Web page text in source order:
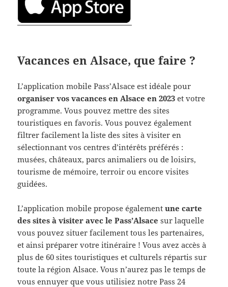
Vacances en Alsace, que faire ?
L’application mobile Pass’Alsace est idéale pour
organiser vos vacances en Alsace en 2023 et votre
programme. Vous pouvez mettre des sites
touristiques en favoris. Vous pouvez également
filtrer facilement la liste des sites à visiter en
sélectionnant vos centres d’intérêts préférés :
musées, châteaux, parcs animaliers ou de loisirs,
tourisme de mémoire, terroir ou encore visites
guidées.
L’application mobile propose égalementune carte
des sites à visiter avec le Pass’Alsacesur laquelle
vous pouvez situer facilement tous les partenaires,
et ainsi préparer votre itinéraire ! Vous avez accès à
plus de 60 sites touristiques et culturels répartis sur
toute la région Alsace. Vous n’aurez pas le temps de
vous ennuyer que vous utilisiez notre Pass 24